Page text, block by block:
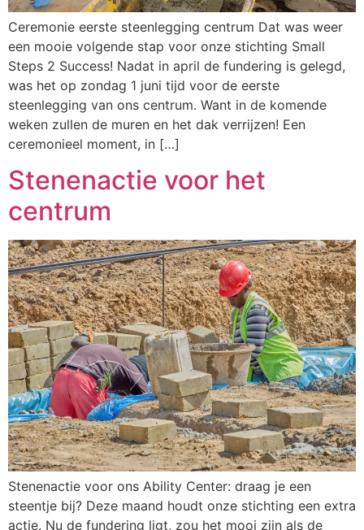
Ceremonie eerste steenlegging centrum Dat was weer
een mooie volgende stap voor onze stichting Small
Steps 2 Success! Nadat in april de fundering is gelegd,
was het op zondag 1 juni tijd voor de eerste
steenlegging van ons centrum. Want in de komende
weken zullen de muren en het dak verrijzen! Een
ceremonieel moment, in […]
Stenenactie voor het
centrum
Stenenactie voor ons Ability Center: draag je een
steentje bij? Deze maand houdt onze stichting een extra
actie. Nu de fundering ligt, zou het mooi zijn als de